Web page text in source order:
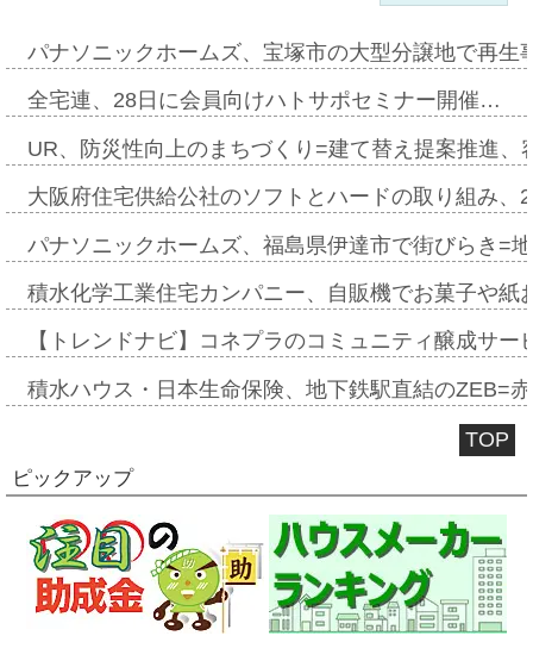
パナソニックホームズ、宝塚市の大型分譲地で再
全宅連、28日に会員向けハトサポセミナー開催…
UR、防災性向上のまちづくり=建て替え提案推進
大阪府住宅供給公社のソフトとハードの取り組み
パナソニックホームズ、福島県伊達市で街びらき=
積水化学工業住宅カンパニー、自販機でお菓子や
【トレンドナビ】コネプラのコミュニティ醸成サ
積水ハウス・日本生命保険、地下鉄駅直結のZEB=
TOP
ピックアップ